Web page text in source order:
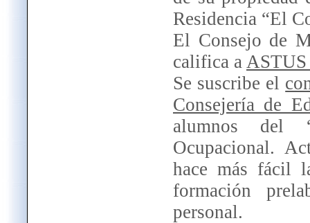
Residencia “El
El Consejo de
califica a
Se suscribe el
Consejería de
alumnos del
Ocupacional.
hace más fácil
formación
personal.